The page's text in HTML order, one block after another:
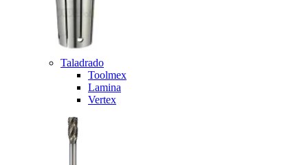
Taladrado
Toolmex
Lamina
Vertex